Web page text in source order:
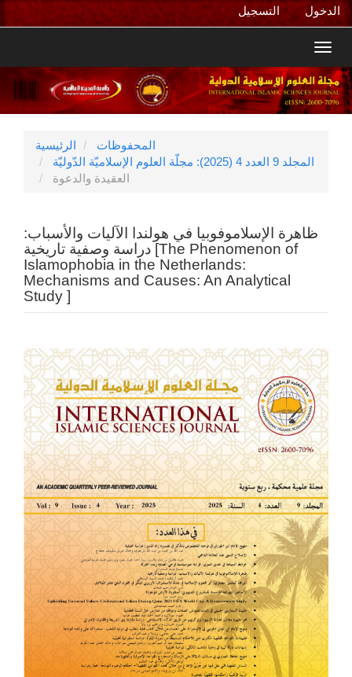
الرئيسي
الشريط
الجانبي
التسجيل الدخول
الرئيسية
المحفوظات
المجلد 9 العدد 4 (2025): مجلّة العلوم الإسلاميّة الدّوليّة
العقيدة والدعوة
ظاهرة الإسلاموفوبيا في هولندا الآليات والأسباب:
دراسة وصفية تاريخية [The Phenomenon of
Islamophobia in the Netherlands:
Mechanisms and Causes: An Analytical
Study ]
الشريط
الجانبي
للمقالة